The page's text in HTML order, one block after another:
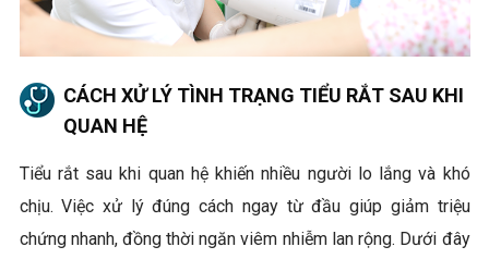
CÁCH XỬ LÝ TÌNH TRẠNG TIỂU RẮT SAU KHI
QUAN HỆ
Tiểu rắt sau khi quan hệ khiến nhiều người lo lắng và khó
chịu. Việc xử lý đúng cách ngay từ đầu giúp giảm triệu
chứng nhanh, đồng thời ngăn viêm nhiễm lan rộng. Dưới đây